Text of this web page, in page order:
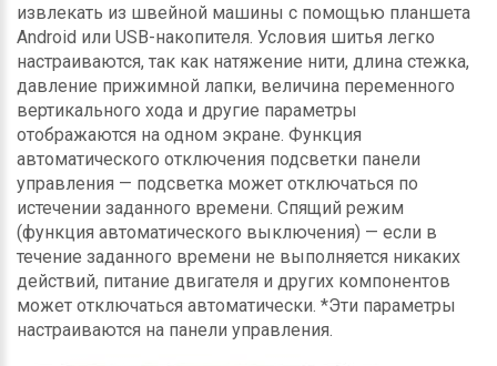
извлекать из швейной машины с помощью планшета
Android или USB-накопителя. Условия шитья легко
настраиваются, так как натяжение нити, длина стежка,
давление прижимной лапки, величина переменного
вертикального хода и другие параметры
отображаются на одном экране. Функция
автоматического отключения подсветки панели
управления — подсветка может отключаться по
истечении заданного времени. Спящий режим
(функция автоматического выключения) — если в
течение заданного времени не выполняется никаких
действий, питание двигателя и других компонентов
может отключаться автоматически. *Эти параметры
настраиваются на панели управления.